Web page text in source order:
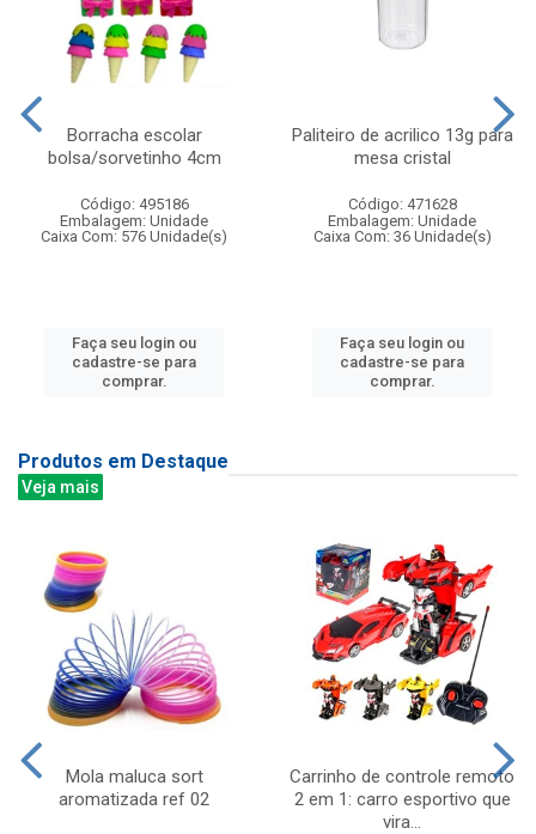
Borracha escolar
bolsa/sorvetinho 4cm
Código: 495186
Embalagem: Unidade
Caixa Com: 576 Unidade(s)
Faça seu login ou
cadastre-se para
comprar.
Paliteiro de acrilico 13g para
mesa cristal
Código: 471628
Embalagem: Unidade
Caixa Com: 36 Unidade(s)
Faça seu login ou
cadastre-se para
comprar.
Produtos em Destaque
Veja mais
Mola maluca sort
aromatizada ref 02
Carrinho de controle remoto
2 em 1: carro esportivo que
vira...